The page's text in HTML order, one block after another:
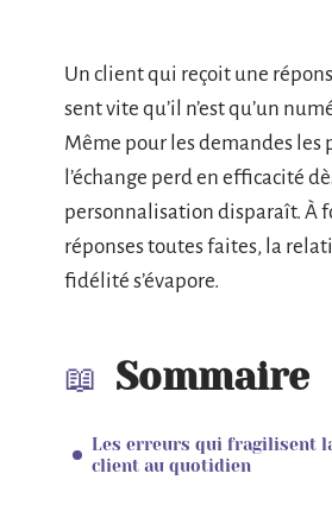
Un client qui reçoit une
sent vite qu’il n’est qu’un
Même pour les demandes les
l’échange perd en efficacité
personnalisation disparaît. À
réponses toutes faites, la
fidélité s’évapore.
Sommaire
Les erreurs qui fragilisent
client au quotidien